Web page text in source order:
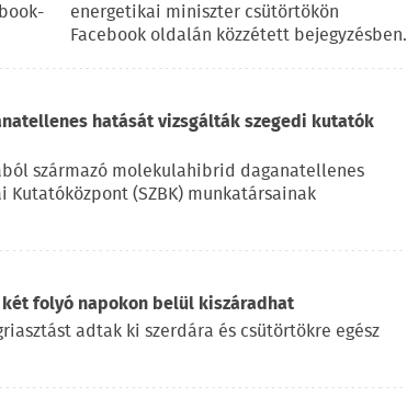
energetikai miniszter csütörtökön
Facebook oldalán közzétett bejegyzésben.
hatását vizsgálták szegedi kutatók
származó molekulahibrid daganatellenes
(SZBK) munkatársainak
folyó napokon belül kiszáradhat
adtak ki szerdára és csütörtökre egész